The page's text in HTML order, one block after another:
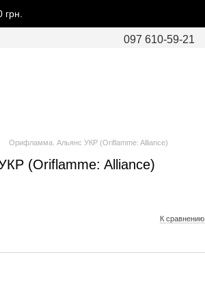
097 610-59-21
Орифламма. Альянс УКР (Oriflamme: Alliance)
(Oriflamme: Alliance)
К сравнению